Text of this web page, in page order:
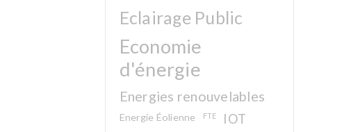
Eclairage Public
Economie
d'énergie
Energies renouvelables
Energie Éolienne FTE IOT